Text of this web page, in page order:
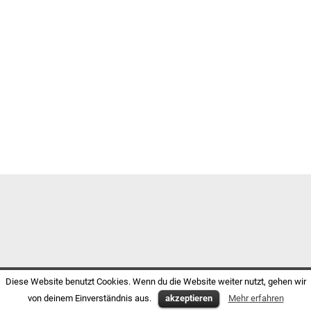
Diese Website benutzt Cookies. Wenn du die Website weiter nutzt, gehen wir
von deinem Einverständnis aus.
akzeptieren Mehr erfahren